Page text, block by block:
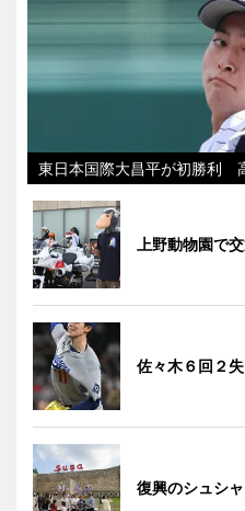
東日本国際大昌平が初勝利
上野動物園で
佐々木６回２
復興のシュシ